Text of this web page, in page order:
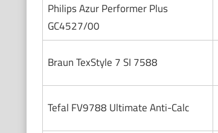
Philips Azur Performer Plus
GC4527/00
Braun TexStyle 7 SI 7588
Tefal FV9788 Ultimate Anti-Calc